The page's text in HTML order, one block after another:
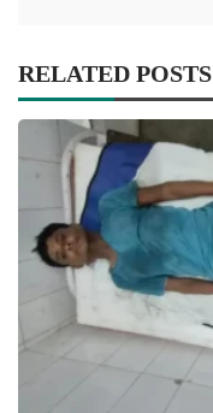
RELATED POSTS